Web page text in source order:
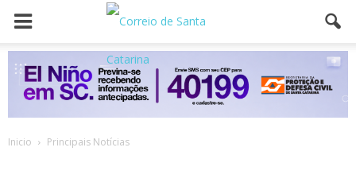
Inicio Principais Notícias